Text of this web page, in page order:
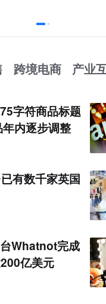
跨境电商 产业
字符商品标题
内逐步调整
有数千家英国
Whatnot完成
亿美元